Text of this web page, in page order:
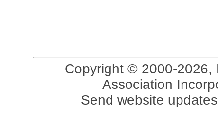
Copyright © 2000-2026,
Association
Send website